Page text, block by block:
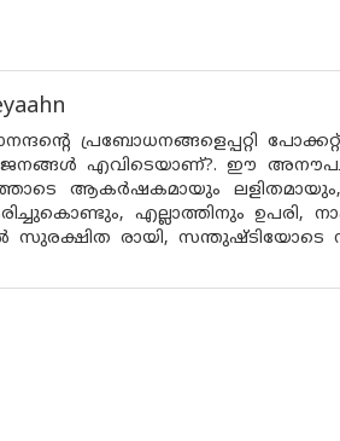
പ്രബോധനങ്ങളെപ്പറ്റി
എവിടെയാണ്?. ഈ
ആകർഷകമായും ലളിതമായും,
എല്ലാത്തിനും ഉപരി,
രായി, സന്തുഷ്‌ടിയോടെ